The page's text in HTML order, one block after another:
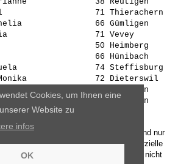
Cookies, um Ihnen eine
Website zu
infos
OK
71 Thierachern
66 Gümligen
71 Vevey
50 Heimberg
66 Hünibach
74 Steffisburg
72 Dieterswil
68 Frutigen
und das weitere Datenmaterial sind nur
zur Verfügung gestellt. Die kommerzielle
oder teilweise und / oder Nachdruck ist nicht